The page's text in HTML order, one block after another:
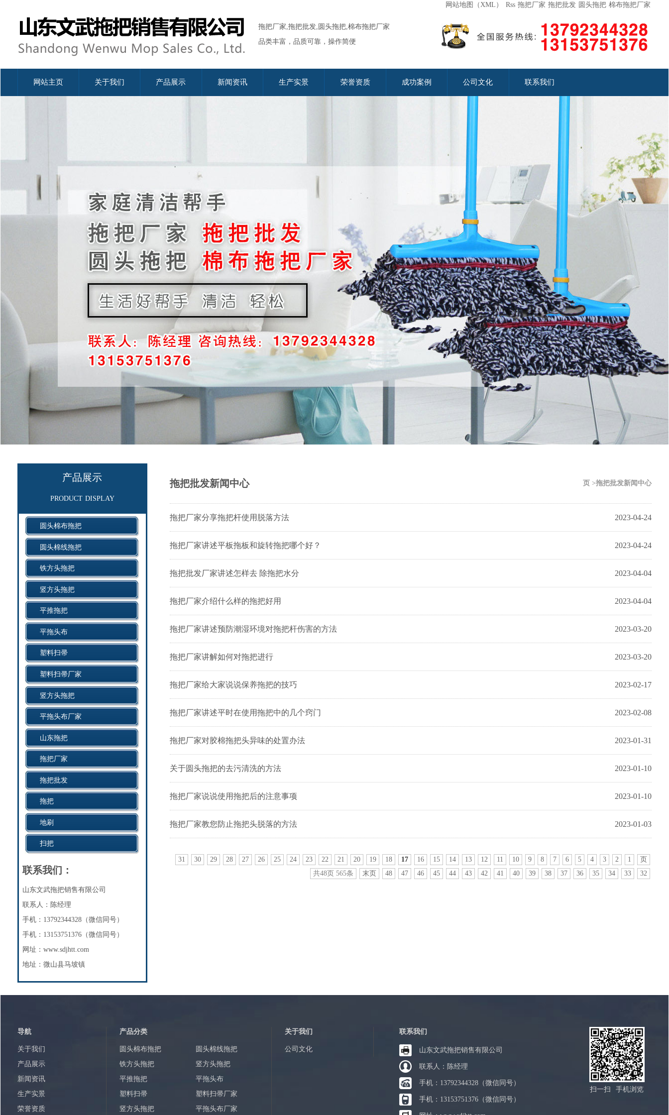
网站地图（XML） Rss 拖把厂家 拖把批发 圆头拖把 棉布拖把厂家
拖把厂家,拖把批发,圆头拖把,棉布拖把厂家
品类丰富，品质可靠，操作简便
网站主页 关于我们 产品展示 新闻资讯 生产实景 荣誉资质 成功案例 公司文化 联系我们
拖把批发新闻中心 页 >拖把批发新闻中心
拖把厂家分享拖把杆使用脱落方法 2023-04-24
拖把厂家讲述平板拖板和旋转拖把哪个好？ 2023-04-24
拖把批发厂家讲述怎样去 除拖把水分 2023-04-04
拖把厂家介绍什么样的拖把好用 2023-04-04
拖把厂家讲述预防潮湿环境对拖把杆伤害的方法 2023-03-20
拖把厂家讲解如何对拖把进行 2023-03-20
拖把厂家给大家说说保养拖把的技巧 2023-02-17
拖把厂家讲述平时在使用拖把中的几个窍门 2023-02-08
拖把厂家对胶棉拖把头异味的处置办法 2023-01-31
关于圆头拖把的去污清洗的方法 2023-01-10
拖把厂家说说使用拖把后的注意事项 2023-01-10
拖把厂家教您防止拖把头脱落的方法 2023-01-03
页
1
2
3
4
5
6
7
8
9
10
11
12
13
14
15
16
17
18
19
20
21
22
23
24
25
26
27
28
29
30
31
32
33
34
35
36
37
38
39
40
41
42
43
44
45
46
47
48
末页
共48页 565条
产品展示
product display
圆头棉布拖把
圆头棉线拖把
铁方头拖把
竖方头拖把
平推拖把
平拖头布
塑料扫帚
塑料扫帚厂家
竖方头拖把
平拖头布厂家
山东拖把
拖把厂家
拖把批发
拖把
地刷
扫把
联系我们：
山东文武拖把销售有限公司
联系人：陈经理
手机：13792344328（微信同号）
手机：13153751376（微信同号）
网址：www.sdjhtt.com
地址：微山县马坡镇
导航
关于我们
产品展示
新闻资讯
生产实景
荣誉资质
产品分类
圆头棉布拖把
圆头棉线拖把
铁方头拖把
竖方头拖把
平推拖把
平拖头布
塑料扫帚
塑料扫帚厂家
竖方头拖把
平拖头布厂家
关于我们
公司文化
联系我们
山东文武拖把销售有限公司
联系人：陈经理
手机：13792344328（微信同号）
手机：13153751376（微信同号）
扫一扫 手机浏览